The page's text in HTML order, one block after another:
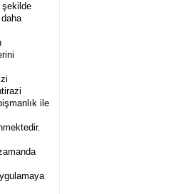
şekilde
ile